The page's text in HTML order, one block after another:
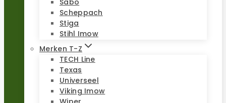
Sabo
Scheppach
Stiga
Stihl Imow
Merken T-Z
TECH Line
Texas
Universeel
Viking Imow